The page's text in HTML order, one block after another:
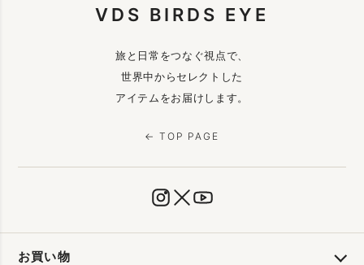
VDS BIRDS EYE
旅と日常をつなぐ視点で、
世界中からセレクトした
アイテムをお届けします。
← TOP PAGE
お買い物